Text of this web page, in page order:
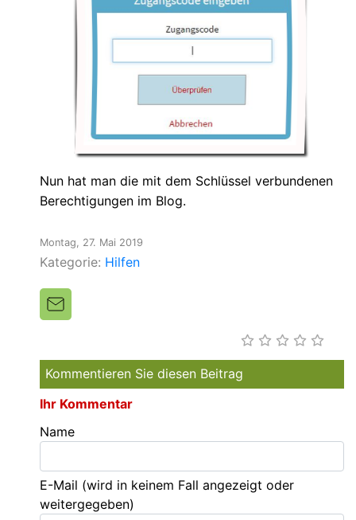
Nun hat man die mit dem Schlüssel verbundenen
Berechtigungen im Blog.
Montag, 27. Mai 2019
Kategorie: Hilfen
Kommentieren Sie diesen Beitrag
Ihr Kommentar
Name
E-Mail (wird in keinem Fall angezeigt oder
weitergegeben)